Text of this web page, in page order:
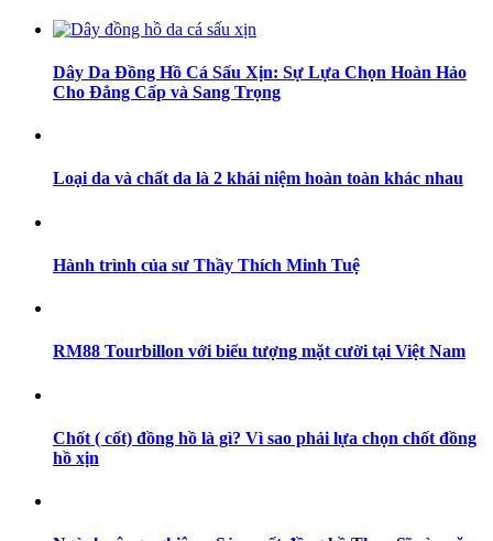
Dây Da Đồng Hồ Cá Sấu Xịn: Sự Lựa Chọn Hoàn Hảo
Cho Đẳng Cấp và Sang Trọng
Loại da và chất da là 2 khái niệm hoàn toàn khác nhau
Hành trình của sư Thầy Thích Minh Tuệ
RM88 Tourbillon với biểu tượng mặt cười tại Việt Nam
Chốt ( cốt) đồng hồ là gì? Vì sao phải lựa chọn chốt đồng
hồ xịn